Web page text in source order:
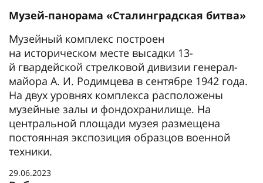
Музей-панорама «Сталинградская битва»
Музейный комплекс построен
на историческом месте высадки 13-
й гвардейской стрелковой дивизии генерал-
майора А. И. Родимцева в сентябре 1942 года.
На двух уровнях комплекса расположены
музейные залы и фондохранилище. На
центральной площади музея размещена
постоянная экспозиция образцов военной
техники.
29.06.2023